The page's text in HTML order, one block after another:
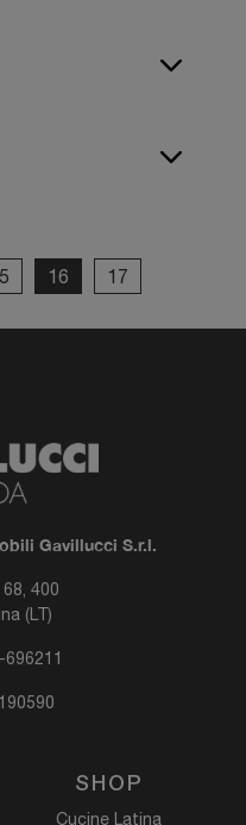
16 17
Gavillucci S.r.l.
400
(LT)
SHOP
Cucine Latina